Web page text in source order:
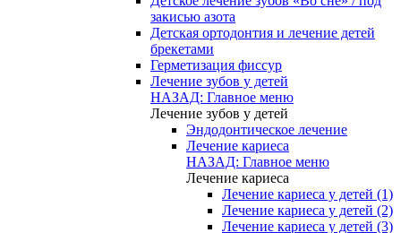
закисью азота
Детская ортодонтия и лечение детей
брекетами
Герметизация фиссур
Лечение зубов у детей
НАЗАД: Главное меню
Лечение зубов у детей
Эндодонтическое лечение
Лечение кариеса
НАЗАД: Главное меню
Лечение кариеса
Лечение кариеса у детей (1)
Лечение кариеса у детей (2)
Лечение кариеса у детей (3)